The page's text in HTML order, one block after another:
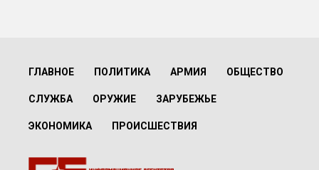
ГЛАВНОЕ ПОЛИТИКА АРМИЯ ОБЩЕСТВО
СЛУЖБА ОРУЖИЕ ЗАРУБЕЖЬЕ
ЭКОНОМИКА ПРОИСШЕСТВИЯ